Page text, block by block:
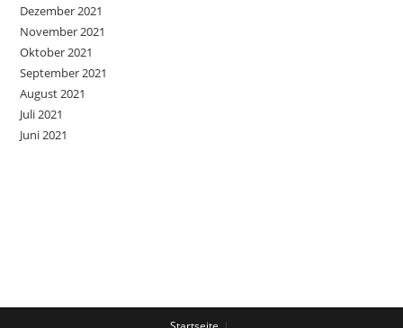
Dezember 2021
November 2021
Oktober 2021
September 2021
August 2021
Juli 2021
Juni 2021